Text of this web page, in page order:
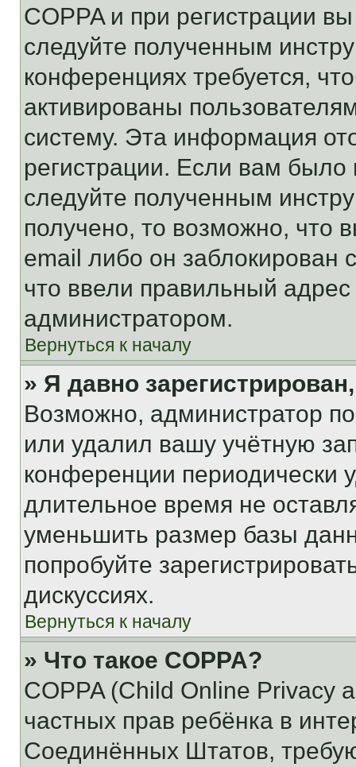
COPPA и при регистрации
следуйте полученным
конференциях требуется,
активированы
систему. Эта информация
регистрации. Если вам
следуйте полученным
получено, то возможно, что
email либо он
что ввели правильный адрес
администратором.
Вернуться к началу
» Я давно
Возможно, администратор
или удалил вашу учётную
конференции периодически
длительное время не
уменьшить размер базы
попробуйте
дискуссиях.
Вернуться к началу
» Что такое COPPA?
COPPA (Child Online Privacy
частных прав ребёнка в
Соединённых Штатов,